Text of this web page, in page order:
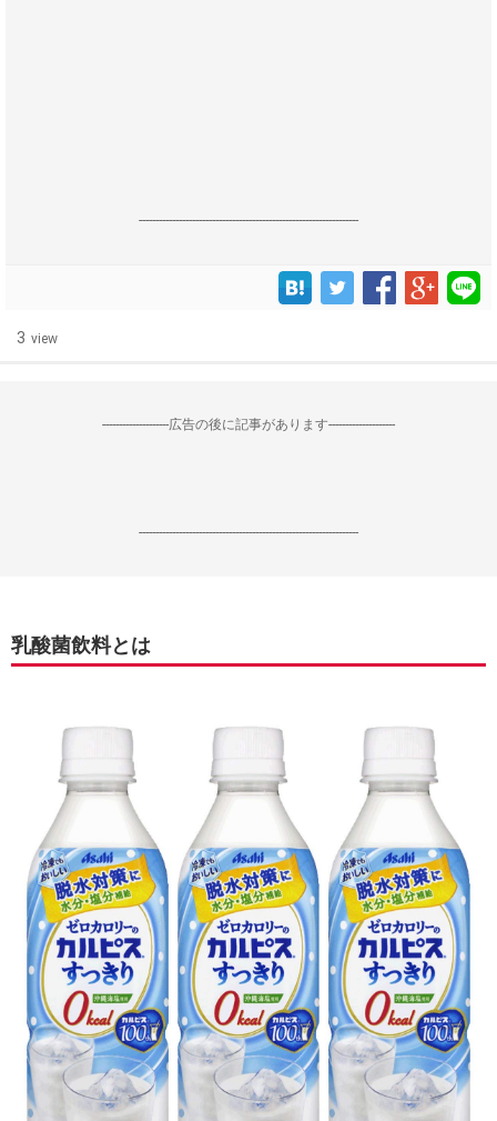
------------------------------------------------------------------
3 view
--------------------広告の後に記事があります--------------------
------------------------------------------------------------------
乳酸菌飲料とは